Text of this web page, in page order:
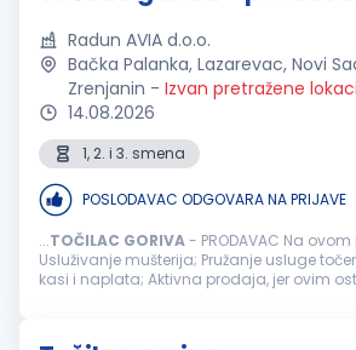
Radun AVIA d.o.o.
Bačka Palanka, Lazarevac, Novi
Zrenjanin - Izvan pretražene
14.08.2026
1, 2. i 3. smena
POSLODAVAC ODGOVARA NA PRIJAVE
...TOČILAC GORIVA- PRODAVAC Na
Usluživanje mušterija; Pružanje usluge
kasi i naplata; Aktivna prodaja, jer ovim